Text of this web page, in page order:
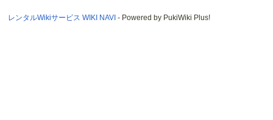
レンタルWikiサービス WIKI NAVI - Powered by PukiWiki Plus!